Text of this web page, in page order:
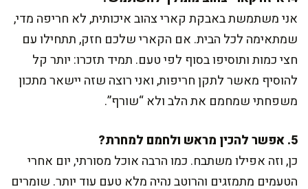
אני משתמשת באבקת קארי צהוב איכותית, לא חריפה מדי,
שמתאימה לכל הבית. אם הקארי שלכם חזק, תתחילו עם
חצי כמות ותוסיפו בסוף לפי טעם. תמיד תזכרו: יותר קל
להוסיף מאשר לתקן חריפות, ואני רוצה שזה יישאר מתכון
משפחתי שמחמם את הלב ולא “שורף”.
5. אפשר להכין מראש ולחמם למחרת?
כן, וזה אפילו משתבח. כמו הרבה אוכל מסורתי, יום אחרי
הטעמים מתמזגים והרוטב נהיה מלא טעם עוד יותר. שומרים